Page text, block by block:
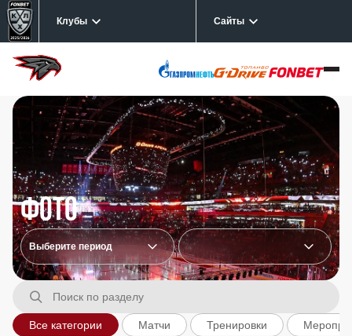
Клубы Сайты
Фото
Все категории Матчи Тренировки